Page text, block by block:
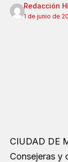
Redacción
1 de junio de
CIUDAD DE
Consejeras y